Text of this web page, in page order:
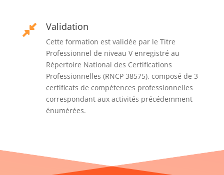
 Validation
Cette formation est validée par le Titre
Professionnel de niveau V enregistré au
Répertoire National des Certifications
Professionnelles (RNCP 38575), composé de 3
certificats de compétences professionnelles
correspondant aux activités précédemment
énumérées.